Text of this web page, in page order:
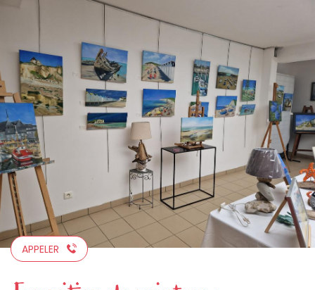
contenu
principal
APPELER